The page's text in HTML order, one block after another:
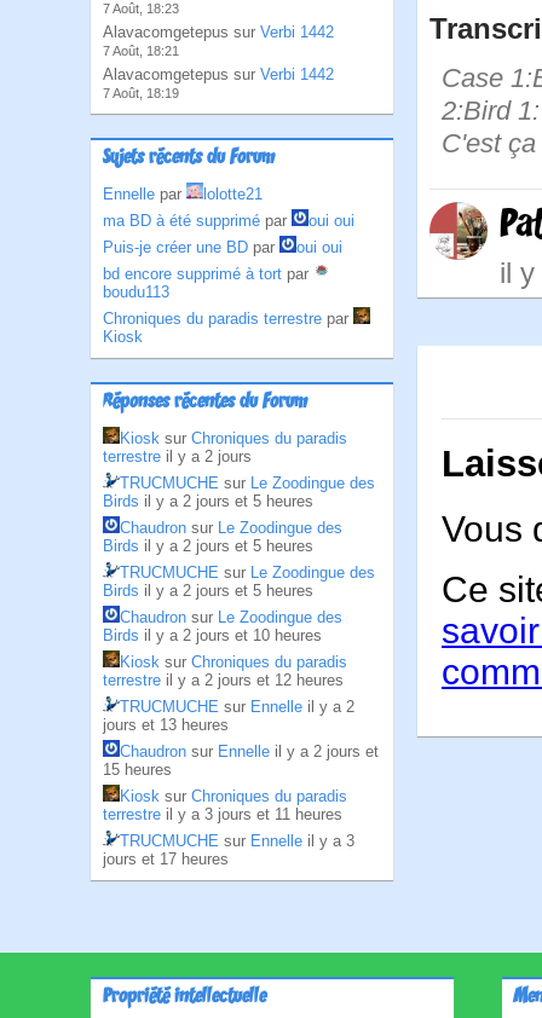
7 Août, 18:23
Alavacomgetepus sur Verbi 1442
7 Août, 18:21
Alavacomgetepus sur Verbi 1442
7 Août, 18:19
Sujets récents du Forum
Ennelle par
lolotte21
ma BD à été supprimé par
oui oui
Puis-je créer une BD par
oui oui
bd encore supprimé à tort par
boudu113
Chroniques du paradis terrestre par
Kiosk
Réponses récentes du Forum
Kiosk sur Chroniques du paradis
terrestre il y a 2 jours
TRUCMUCHE sur Le Zoodingue des
Birds il y a 2 jours et 5 heures
Chaudron sur Le Zoodingue des
Birds il y a 2 jours et 5 heures
TRUCMUCHE sur Le Zoodingue des
Birds il y a 2 jours et 5 heures
Chaudron sur Le Zoodingue des
Birds il y a 2 jours et 10 heures
Kiosk sur Chroniques du paradis
terrestre il y a 2 jours et 12 heures
TRUCMUCHE sur Ennelle il y a 2
jours et 13 heures
Chaudron sur Ennelle il y a 2 jours et
15 heures
Kiosk sur Chroniques du paradis
terrestre il y a 3 jours et 11 heures
TRUCMUCHE sur Ennelle il y a 3
jours et 17 heures
Case
2:Bird
C'est
il y
Vous
Ce
Propriété intellectuelle